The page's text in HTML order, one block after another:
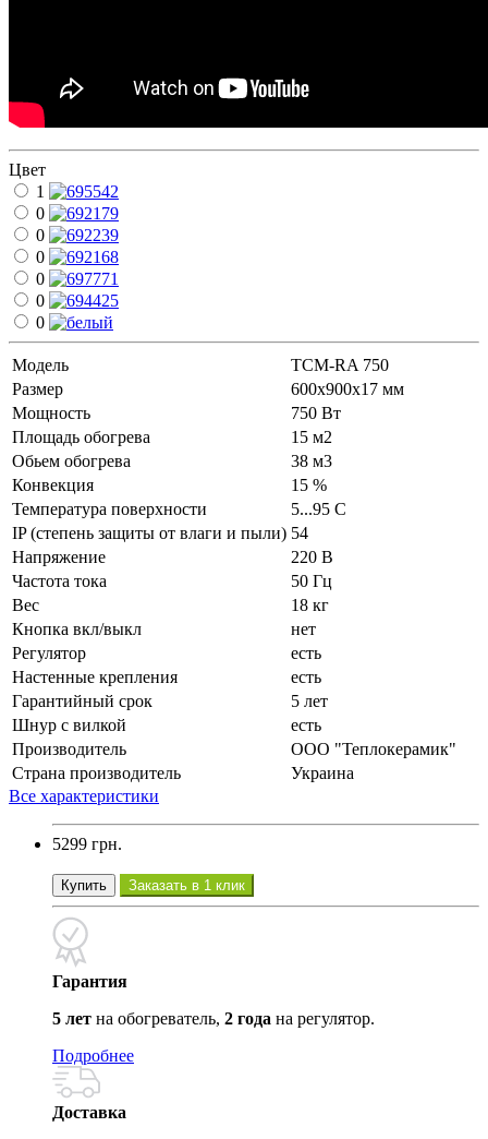
Цвет
1
0
0
0
0
0
0
Модель
ТСМ-RA 750
Размер
600х900х17 мм
Мощность
750 Вт
Площадь обогрева
15 м2
Обьем обогрева
38 м3
Конвекция
15 %
Температура поверхности
5...95 С
IP (степень защиты от влаги и пыли) 54
Напряжение
220 В
Частота тока
50 Гц
Вес
18 кг
Кнопка вкл/выкл
нет
Регулятор
есть
Настенные крепления
есть
Гарантийный срок
5 лет
Шнур с вилкой
есть
Производитель
ООО "Теплокерамик"
Страна производитель
Украина
Все характеристики
5299 грн.
Купить Заказать в 1 клик
Гарантия
5 лет на обогреватель, 2 года на регулятор.
Подробнее
Доставка